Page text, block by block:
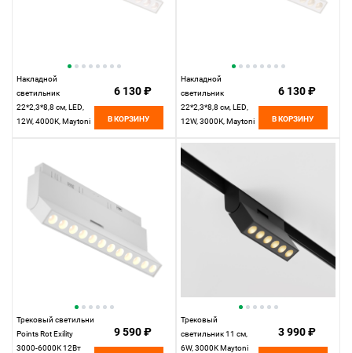
Накладной
светильник
22*2,3*8,8 см, LED,
12W, 4000К, Maytoni
белый
6 130 ₽
В КОРЗИНУ
Накладной
светильник
22*2,3*8,8 см, LED,
12W, 3000К, Maytoni
C136CL-12W3K-W
белый
6 130 ₽
В КОРЗИНУ
Трековый светильник
Points Rot Exility
3000-6000K 12Вт
9 590 ₽
Трековый
светильник 11 см,
6W, 3000K Maytoni
3 990 ₽